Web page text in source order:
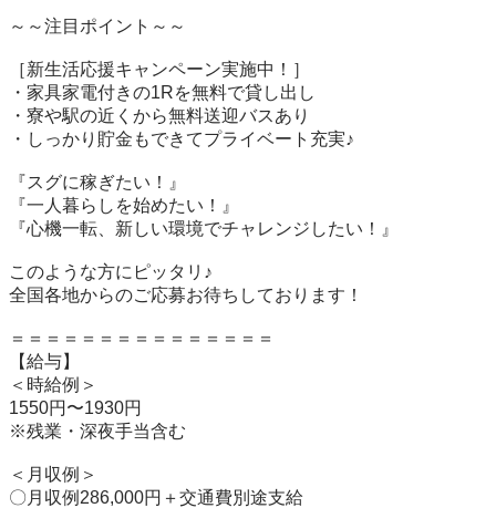
～～注目ポイント～～
［新生活応援キャンペーン実施中！］
・家具家電付きの1Rを無料で貸し出し
・寮や駅の近くから無料送迎バスあり
・しっかり貯金もできてプライベート充実♪
『スグに稼ぎたい！』
『一人暮らしを始めたい！』
『心機一転、新しい環境でチャレンジしたい！』
このような方にピッタリ♪
全国各地からのご応募お待ちしております！
＝＝＝＝＝＝＝＝＝＝＝＝＝＝＝
【給与】
＜時給例＞
1550円〜1930円
※残業・深夜手当含む
＜月収例＞
〇月収例286,000円＋交通費別途支給